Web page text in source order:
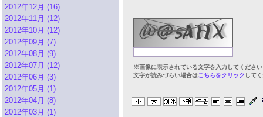
2012年12月 (16)
2012年11月 (12)
2012年10月 (12)
2012年09月 (7)
2012年08月 (9)
2012年07月 (12)
2012年06月 (3)
2012年05月 (1)
2012年04月 (8)
2012年03月 (1)
※画像に表示されている文字を入力してくださ
文字が読みづらい場合はこちらをクリック して